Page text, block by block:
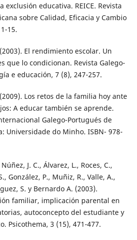
educativa. REICE. Revista
sobre Calidad, Eficacia y Cambio
15.
El rendimiento escolar. Un
que lo condicionan. Revista Galego-
e educación, 7 (8), 247-257.
Los retos de la familia hoy ante
A educar también se aprende.
Galego-Portugués de
Universidade do Minho. ISBN- 978-
J. C., Álvarez, L., Roces, C.,
González, P., Muñiz, R., Valle, A.,
S. y Bernardo A. (2003).
familiar, implicación parental en
autoconcepto del estudiante y
Psicothema, 3 (15), 471-477.